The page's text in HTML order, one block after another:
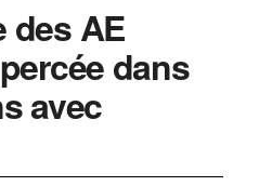
des AE
dans
avec